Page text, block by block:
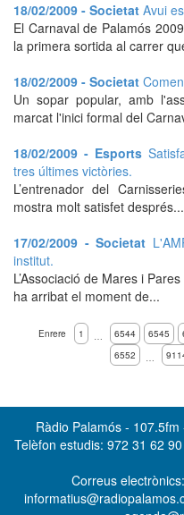
18/02/2009 - Societat Avui
El Carnaval de Palamós
la primera sortida al carrer
18/02/2009 - Societat
Un sopar popular, amb
marcat l'inici formal del
18/02/2009 - Esports
tres últimes victòries.
L’entrenador del
mostra molt satisfet després...
17/02/2009 - Societat
institut.
L’Associació de Mares i
ha arribat el moment de...
Enrere 1 … 6544 6545
6552
…
Ràdio Palamós -
Telèfon estudis: 972 31 62
Correus